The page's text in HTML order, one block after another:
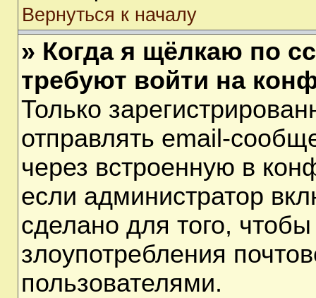
Вернуться к началу
» Когда я щёлкаю по
требуют войти на
Только
отправлять email-
через встроенную в
если администратор
сделано для того,
злоупотребления
пользователями.